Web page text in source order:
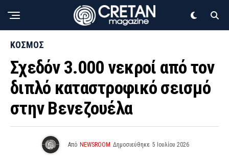
ΚΟΣΜΟΣ
Σχεδόν 3.000 νεκροί από τον
διπλό καταστροφικό σεισμό
στην Βενεζουέλα
Από NEWSROOM Δημοσιεύθηκε 5 Ιουλίου 2026